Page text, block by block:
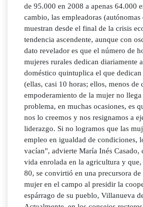
de 95.000 en 2008 a apenas 64.000
cambio, las empleadoras
muestran desde el final de la crisis
tendencia ascendente, aunque con
dato revelador es que el número de
mujeres rurales dedican diariamente
doméstico quintuplica el que
(ellas, casi 10 horas; ellos, menos de
empoderamiento de la mujer no
problema, en muchas ocasiones, es
nos lo creemos y nos resignamos a
liderazgo. Si no logramos que las
empleo en igualdad de condiciones,
vacían", advierte María Inés Casado,
vida enrolada en la agricultura y
80, se convirtió en una precursora
mujer en el campo al presidir la
espárrago de su pueblo, Villanueva